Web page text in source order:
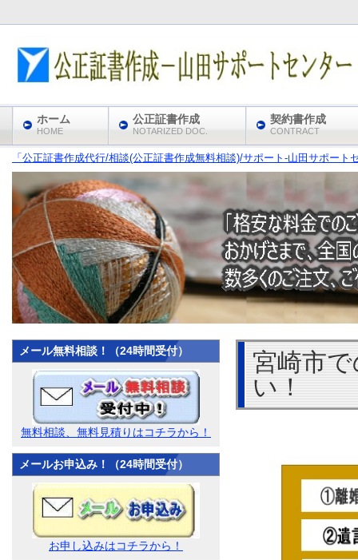
「公正証書作成代行/相談(公正証書作成無料相談)/サポート‐山田サポート
宮崎市
い！
メール無料相談！（24時間受付）
無料相談、無料見積りはコチラから！
メールお申込み！（24時間受付）
お申し込みはコチラから！
ホーム
HOME
公正証書作成
NOTARIZED DOC.
契約書作成
CONTRACT